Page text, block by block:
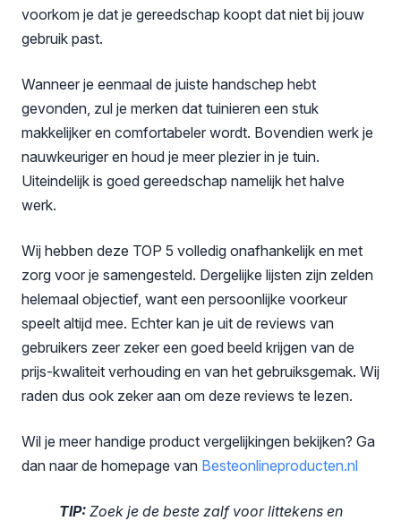
voorkom je dat je gereedschap koopt dat niet bij jouw
gebruik past.
Wanneer je eenmaal de juiste handschep hebt
gevonden, zul je merken dat tuinieren een stuk
makkelijker en comfortabeler wordt. Bovendien werk je
nauwkeuriger en houd je meer plezier in je tuin.
Uiteindelijk is goed gereedschap namelijk het halve
werk.
Wij hebben deze TOP 5 volledig onafhankelijk en met
zorg voor je samengesteld. Dergelijke lijsten zijn zelden
helemaal objectief, want een persoonlijke voorkeur
speelt altijd mee. Echter kan je uit de reviews van
gebruikers zeer zeker een goed beeld krijgen van de
prijs-kwaliteit verhouding en van het gebruiksgemak. Wij
raden dus ook zeker aan om deze reviews te lezen.
Wil je meer handige product vergelijkingen bekijken? Ga
dan naar de homepage van Besteonlineproducten.nl
TIP: Zoek je de beste zalf voor littekens en